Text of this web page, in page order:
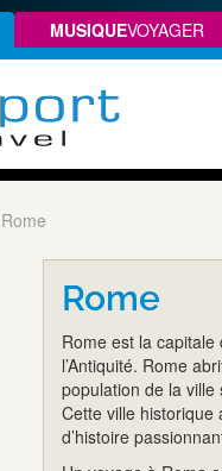
MUSIQUEVOYAGER
Rome
Rome
Rome est la capitale
l’Antiquité. Rome
population de la
Cette ville historique
d’histoire